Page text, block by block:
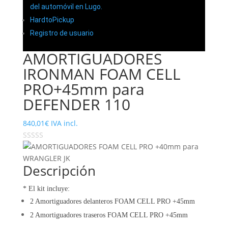
del automóvil en Lugo.
HardtoPickup
Registro de usuario
AMORTIGUADORES
IRONMAN FOAM CELL
PRO+45mm para
DEFENDER 110
840,01€ IVA incl.
Descripción
* El kit incluye:
2 Amortiguadores delanteros FOAM CELL PRO +45mm
2 Amortiguadores traseros FOAM CELL PRO +45mm